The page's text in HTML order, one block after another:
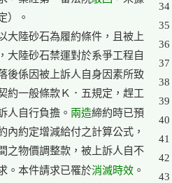
）。
大陸砂石為履約條件，且被上
大陸砂石禁運對於系爭工程自
後係因被上訴人自身因素所致
約一般條款Ｋ．五規定，趕工
人自行負擔。 兩造締約時已預
內約定增減給付之計算公式，
之物價調整款，被上訴人自不
。本件請求已罹於消滅時效。
34
35
36
37
38
39
40
41
42
43